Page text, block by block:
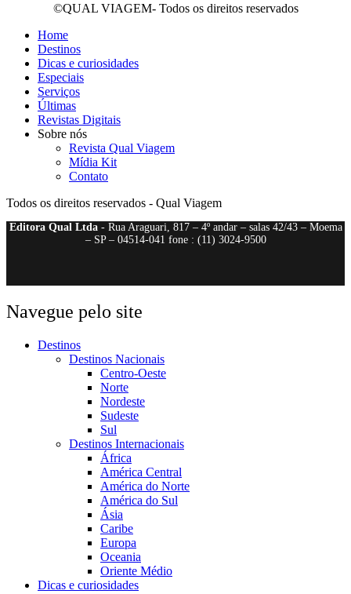
©QUAL VIAGEM- Todos os direitos reservados
Home
Destinos
Dicas e curiosidades
Especiais
Serviços
Últimas
Revistas Digitais
Sobre nós
Revista Qual Viagem
Mídia Kit
Contato
Todos os direitos reservados - Qual Viagem
Editora Qual Ltda- Rua Araguari, 817 – 4º andar – salas 42/43 – Moema
– SP – 04514-041 fone : (11) 3024-9500
Navegue pelo site
Destinos
Destinos Nacionais
Centro-Oeste
Norte
Nordeste
Sudeste
Sul
Destinos Internacionais
África
América Central
América do Norte
América do Sul
Ásia
Caribe
Europa
Oceania
Oriente Médio
Dicas e curiosidades